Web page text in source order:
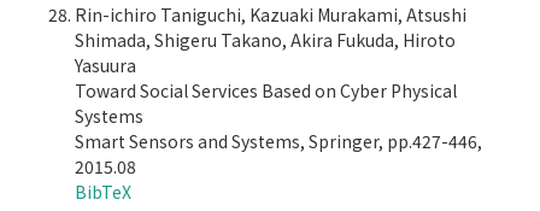
Rin-ichiro Taniguchi, Kazuaki Murakami, Atsushi
Shimada, Shigeru Takano, Akira Fukuda, Hiroto
Yasuura
Toward Social Services Based on Cyber Physical
Systems
Smart Sensors and Systems, Springer, pp.427-446,
2015.08
BibTeX